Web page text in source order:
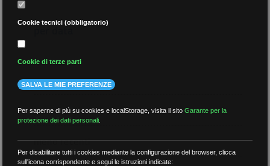
per data
più recenti
meno recenti
Cookie tecnici (obbligatorio)
Cookie di terze parti
SALVA LE MIE PREFERENZE
Per saperne di più su cookies e localStorage, visita il sitoGarante per la
protezione dei dati personali
Per disabilitare tutti i cookies mediante la configurazione del browser, clicca
sull'icona corrispondente e segui le istruzioni indicate: